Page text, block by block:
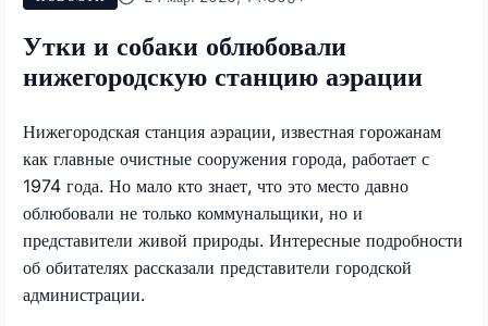
Утки и собаки облюбовали
нижегородскую станцию аэрации
Нижегородская станция аэрации, известная горожанам
как главные очистные сооружения города, работает с
1974 года. Но мало кто знает, что это место давно
облюбовали не только коммунальщики, но и
представители живой природы. Интересные подробности
об обитателях рассказали представители городской
администрации.